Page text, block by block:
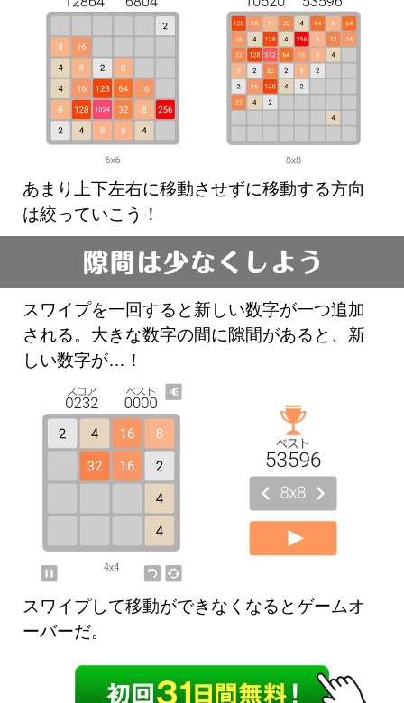
あまり上下左右に移動させずに移動する方向
は絞っていこう！
スワイプを一回すると新しい数字が一つ追加
される。大きな数字の間に隙間があると、新
しい数字が…！
スワイプして移動ができなくなるとゲームオ
ーバーだ。